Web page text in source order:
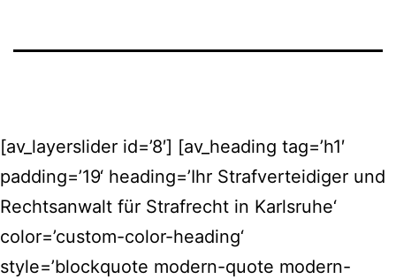
[av_layerslider id=’8′] [av_heading tag=’h1′
padding=’19‘ heading=’Ihr Strafverteidiger und
Rechtsanwalt für Strafrecht in Karlsruhe‘
color=’custom-color-heading‘
style=’blockquote modern-quote modern-